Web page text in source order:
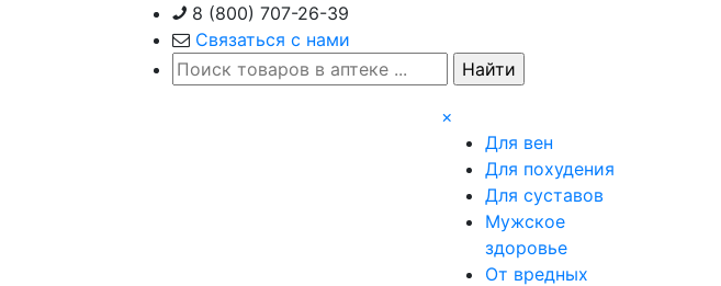
8 (800) 707-26-39
Связаться с нами
×
Для вен
Для похудения
Для суставов
Мужское
здоровье
От вредных